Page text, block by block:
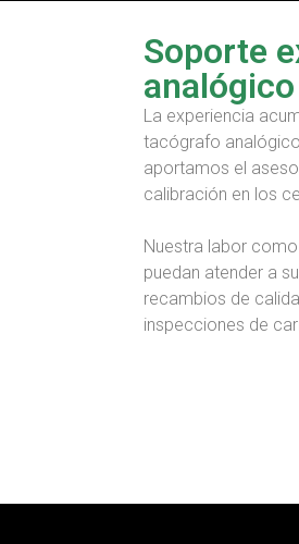
Soporte
analógico
La experiencia
tacógrafo
aportamos el
calibración en los
Nuestra labor
puedan atender a
recambios de
inspecciones de